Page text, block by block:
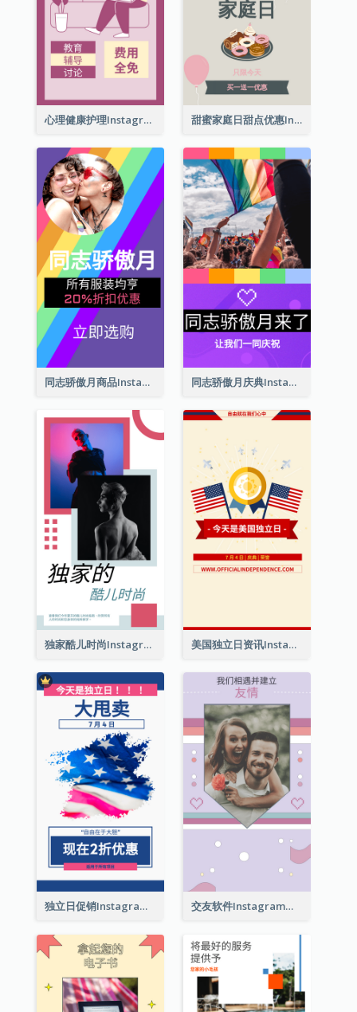
心理健康护理Instagram限时动态 甜蜜家庭日甜点优惠Instagram限时动态
同志骄傲月商品Instagram限时动态 同志骄傲月庆典Instagram限时动态
独家酷儿时尚Instagram限时动态 美国独立日资讯Instagram限时动态
独立日促销Instagram限时动态 交友软件Instagram限时动态